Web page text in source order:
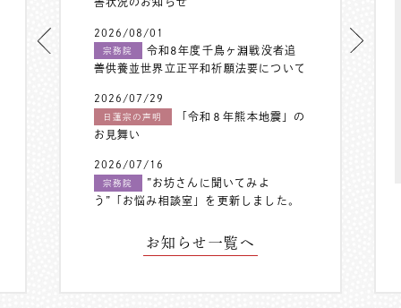
害状況のお知らせ
2026/08/01
宗務院
令和8年度千鳥ヶ淵戦没者追
善供養並世界立正平和祈願法要について
2026/07/29
日蓮宗の声明
「令和８年熊本地震」の
お見舞い
2026/07/16
宗務院
”お坊さんに聞いてみよ
う”「お悩み相談室」を更新しました。
お知らせ一覧へ